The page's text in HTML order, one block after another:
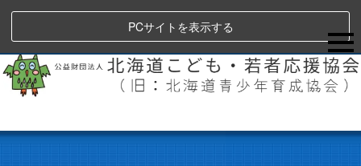
PCサイトを表示する